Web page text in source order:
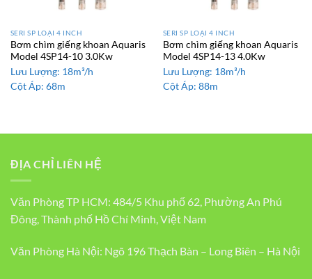
SERI SP LOẠI 4 INCH
Bơm chìm giếng khoan Aquaris
Model 4SP14-10 3.0Kw
Lưu Lượng: 18m³/h
Cột Áp: 68m
SERI SP LOẠI 4 INCH
Bơm chìm giếng khoan Aquaris
Model 4SP14-13 4.0Kw
Lưu Lượng: 18m³/h
Cột Áp: 88m
ĐỊA CHỈ LIÊN HỆ
Văn Phòng TP HCM: 484/5 Khu phố 62, Phường An Phú
Đông, Thành phố Hồ Chí Minh, Việt Nam
Văn Phòng Hà Nội: Ngõ 196 Thạch Bàn – Long Biên – Hà Nội